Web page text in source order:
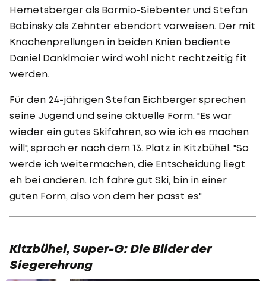
Hemetsberger als Bormio-Siebenter und Stefan
Babinsky als Zehnter ebendort vorweisen. Der mit
Knochenprellungen in beiden Knien bediente
Daniel Danklmaier wird wohl nicht rechtzeitig fit
werden.
Für den 24-jährigen Stefan Eichberger sprechen
seine Jugend und seine aktuelle Form. "Es war
wieder ein gutes Skifahren, so wie ich es machen
will", sprach er nach dem 13. Platz in Kitzbühel. "So
werde ich weitermachen, die Entscheidung liegt
eh bei anderen. Ich fahre gut Ski, bin in einer
guten Form, also von dem her passt es."
Kitzbühel, Super-G: Die Bilder der
Siegerehrung